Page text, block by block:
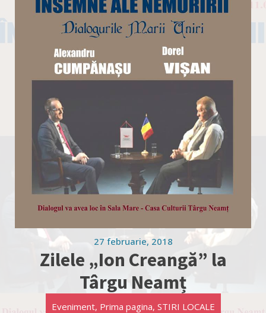
27 februarie, 2018
Zilele „Ion Creangă” la
Târgu Neamț
Eveniment, Prima pagina, STIRI LOCALE